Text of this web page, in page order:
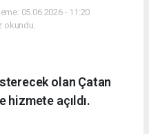
05.06.2026 - 11:20
okundu.
olan Çatan
hizmete açıldı.